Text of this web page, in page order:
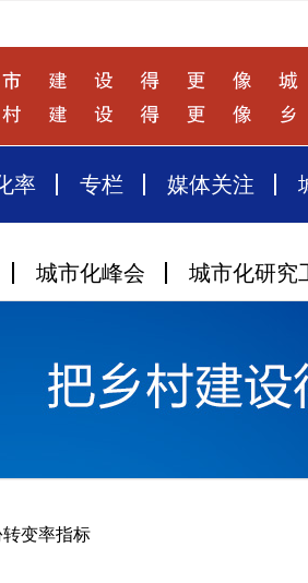
率 专栏 媒体关注
城市化峰会 城市化研究
变率指标